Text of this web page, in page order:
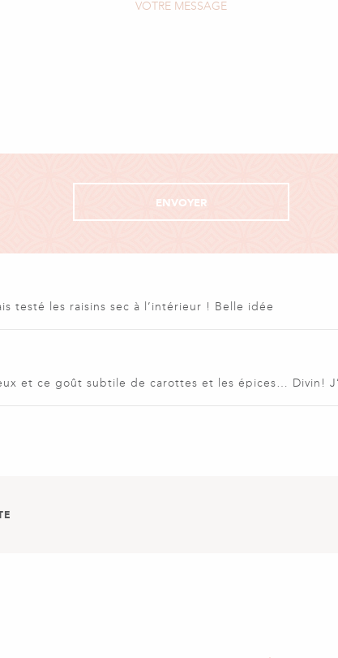
testé les raisins sec à l’intérieur ! Belle idée
et ce goût subtile de carottes et les épices… Divin!